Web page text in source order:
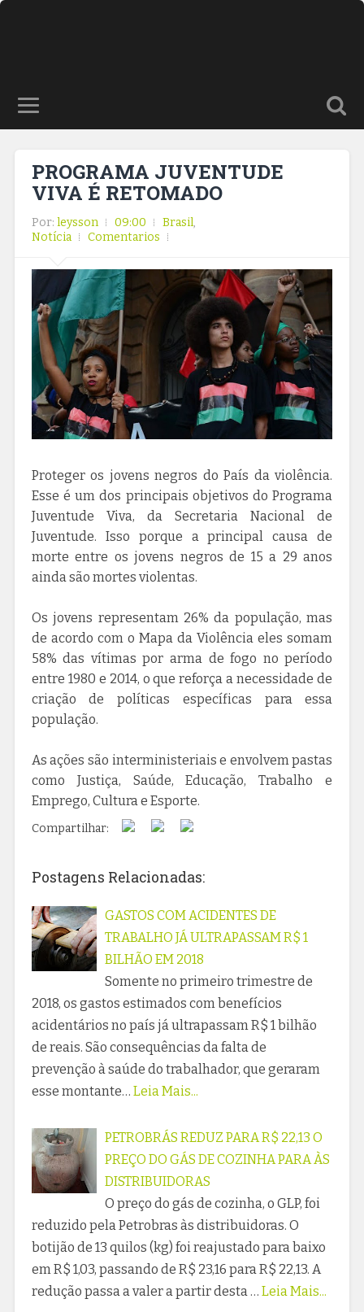
PROGRAMA JUVENTUDE
VIVA É RETOMADO
Por: leysson 09:00 Brasil,
Notícia
Comentarios
Proteger os jovens negros do País da violência.
Esse é um dos principais objetivos do Programa
Juventude Viva, da Secretaria Nacional de
Juventude. Isso porque a principal causa de
morte entre os jovens negros de 15 a 29 anos
ainda são mortes violentas.
Os jovens representam 26% da população, mas
de acordo com o Mapa da Violência eles somam
58% das vítimas por arma de fogo no período
entre 1980 e 2014, o que reforça a necessidade de
criação de políticas específicas para essa
população.
As ações são interministeriais e envolvem pastas
como Justiça, Saúde, Educação, Trabalho e
Emprego, Cultura e Esporte.
Compartilhar:
Postagens Relacionadas:
GASTOS COM ACIDENTES DE
TRABALHO JÁ ULTRAPASSAM R$ 1
BILHÃO EM 2018
Somente no primeiro trimestre de
2018, os gastos estimados com benefícios
acidentários no país já ultrapassam R$ 1 bilhão
de reais. São consequências da falta de
prevenção à saúde do trabalhador, que geraram
esse montante… Leia Mais...
PETROBRÁS REDUZ PARA R$ 22,13 O
PREÇO DO GÁS DE COZINHA PARA ÀS
DISTRIBUIDORAS
O preço do gás de cozinha, o GLP, foi
reduzido pela Petrobras às distribuidoras. O
botijão de 13 quilos (kg) foi reajustado para baixo
em R$ 1,03, passando de R$ 23,16 para R$ 22,13. A
redução passa a valer a partir desta … Leia Mais...